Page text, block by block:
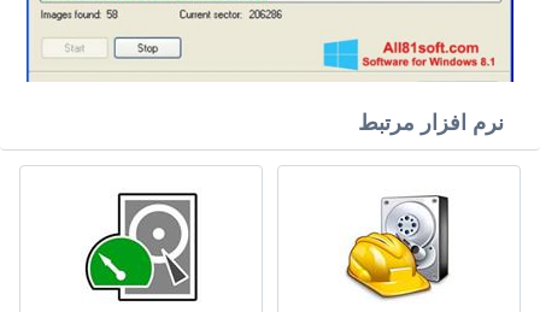
نرم افزار مرتبط